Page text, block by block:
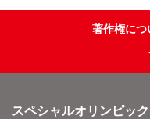
著作権につ
スペシャルオリンピッ